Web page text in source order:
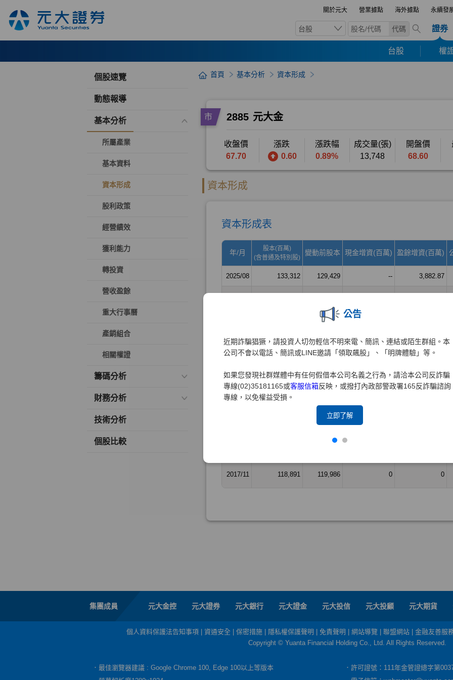
關於元大 營業據點 海外據點 永續發
台股 代碼 證券
台股 權
公告
近期詐騙猖獗，請投資人切勿輕信不明來電、簡訊、連結或陌生群組。本
公司不會以電話、簡訊或LINE邀請「領取飆股」、「明牌體驗」等。
如果您發現社群媒體中有任何假借本公司名義之行為，請洽本公司反詐騙
專線(02)35181165或客服信箱反映，或撥打內政部警政署165反詐騙諮詢
專線，以免權益受損。
立即了解
個股速覽
動態報導
基本分析
所屬產業
基本資料
資本形成
股利政策
經營績效
獲利能力
轉投資
營收盈餘
重大行事曆
產銷組合
相關權證
籌碼分析
財務分析
技術分析
個股比較
首頁 基本分析 資本形成
集團成員 元大金控 元大證券 元大銀行 元大證金 元大投信 元大投顧 元大期貨
個人資料保護法告知事項 資通安全 保密措施 隱私權保護聲明 免責聲明 網站導覽 聯盟網站
金融友善服
Copyright © Yuanta Financial Holding Co., Ltd. All Rights Reserved.
．最佳瀏覽器建議 : Google Chrome 100, Edge 100以上等版本
．許可證號：111年金管證總字第